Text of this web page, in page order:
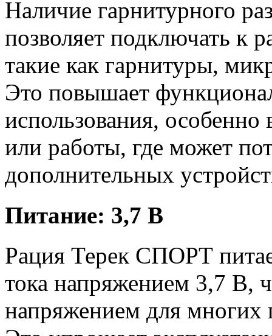
Наличие гарнитурного
позволяет подключать к
такие как гарнитуры,
Это повышает
использования, особенно
или работы, где может
дополнительных
Питание: 3,7 В
Рация Терек СПОРТ
тока напряжением 3,7 В,
напряжением для многих